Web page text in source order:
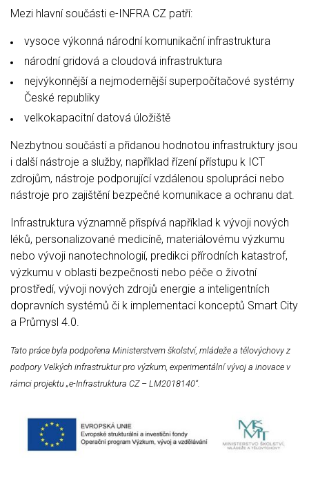
Mezi hlavní součásti e-INFRA CZ patří:
vysoce výkonná národní komunikační infrastruktura
národní gridová a cloudová infrastruktura
nejvýkonnější a nejmodernější superpočítačové systémy
České republiky
velkokapacitní datová úložiště
Nezbytnou součástí a přidanou hodnotou infrastruktury jsou
i další nástroje a služby, například řízení přístupu k ICT
zdrojům, nástroje podporující vzdálenou spolupráci nebo
nástroje pro zajištění bezpečné komunikace a ochranu dat.
Infrastruktura významně přispívá například k vývoji nových
léků, personalizované medicíně, materiálovému výzkumu
nebo vývoji nanotechnologií, predikci přírodních katastrof,
výzkumu v oblasti bezpečnosti nebo péče o životní
prostředí, vývoji nových zdrojů energie a inteligentních
dopravních systémů či k implementaci konceptů Smart City
a Průmysl 4.0.
Tato práce byla podpořena Ministerstvem školství, mládeže a tělovýchovy z
podpory Velkých infrastruktur pro výzkum, experimentální vývoj a inovace v
rámci projektu „e-Infrastruktura CZ – LM2018140“.